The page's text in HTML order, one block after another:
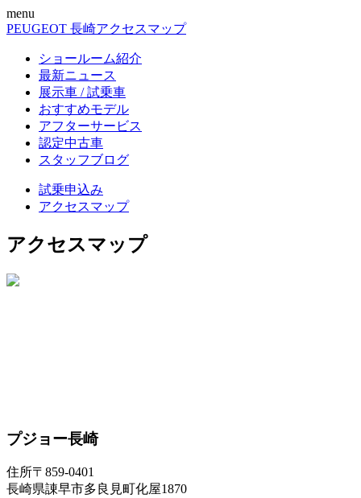
menu
PEUGEOT 長崎アクセスマップ
ショールーム紹介
最新ニュース
展示車 / 試乗車
おすすめモデル
アフターサービス
認定中古車
スタッフブログ
試乗申込み
アクセスマップ
アクセスマップ
プジョー長崎
住所〒859-0401
長崎県諌早市多良見町化屋1870